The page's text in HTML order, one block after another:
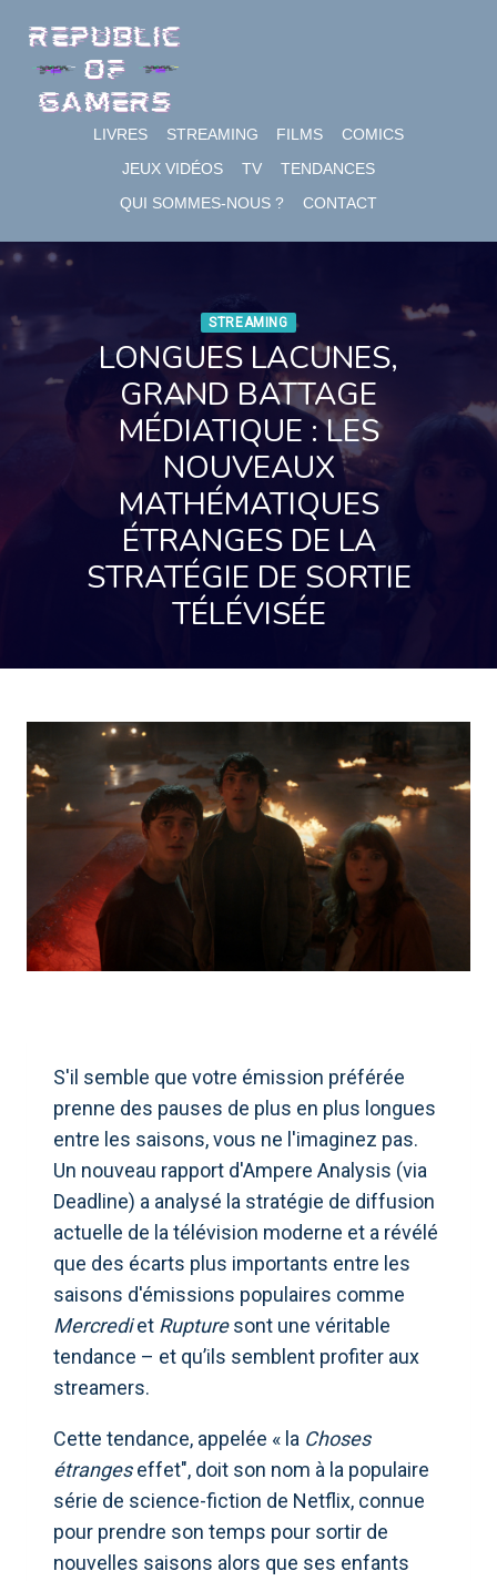
content
LIVRES STREAMING FILMS
COMICS
JEUX VIDÉOS
TV
TENDANCES
QUI SOMMES-NOUS ?
CONTACT
STREAMING
LONGUES LACUNES,
GRAND BATTAGE
MÉDIATIQUE : LES
NOUVEAUX
MATHÉMATIQUES
ÉTRANGES DE LA
STRATÉGIE DE SORTIE
TÉLÉVISÉE
S'il semble que votre émission préférée
prenne des pauses de plus en plus longues
entre les saisons, vous ne l'imaginez pas.
Un nouveau rapport d'Ampere Analysis (via
Deadline) a analysé la stratégie de diffusion
actuelle de la télévision moderne et a révélé
que des écarts plus importants entre les
saisons d'émissions populaires comme
Mercrediet Rupturesont une véritable
tendance – et qu’ils semblent profiter aux
streamers.
Cette tendance, appelée « la Choses
étrangeseffet", doit son nom à la populaire
série de science-fiction de Netflix, connue
pour prendre son temps pour sortir de
nouvelles saisons alors que ses enfants